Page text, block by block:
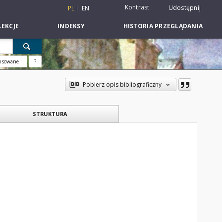
PL EN Kontrast Udostępnij
INDEKSY HISTORIA PRZEGLĄDANIA
?
Pobierz opis bibliograficzny
STRUKTURA